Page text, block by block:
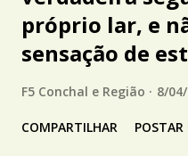
próprio lar, e
sensação de
F5 Conchal e Região 8/
COMPARTILHAR